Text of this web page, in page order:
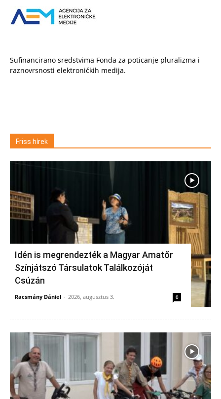
Sufinancirano sredstvima Fonda za poticanje pluralizma i
raznovrsnosti elektroničkih medija.
Friss hírek
Idén is megrendezték a Magyar Amatőr
Színjátszó Társulatok Találkozóját
Csúzán
Racsmány Dániel - 2026, augusztus 3. 0